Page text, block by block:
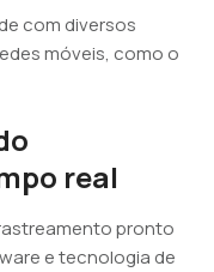
com diversos
móveis, como o
real
pronto
e tecnologia de